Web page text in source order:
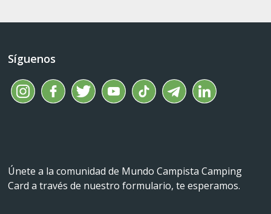
Síguenos
Únete a la comunidad de Mundo Campista Camping
Card a través de nuestro formulario, te esperamos.